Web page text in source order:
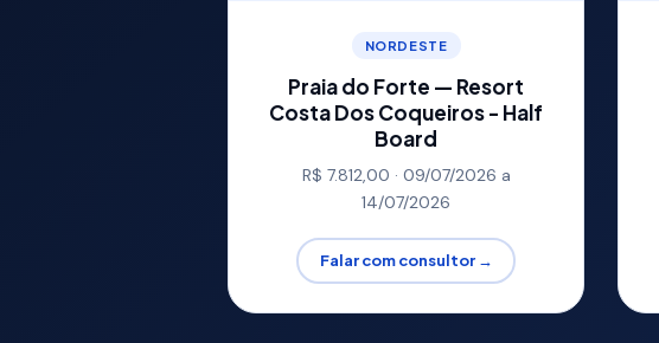
NORDESTE
Praia do Forte — Resort
Costa Dos Coqueiros - Half
Board
R$ 7.812,00 · 09/07/2026 a
14/07/2026
Falar com consultor →